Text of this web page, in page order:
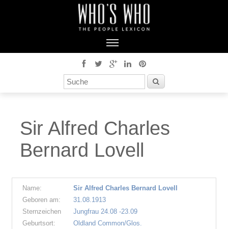
Sir Alfred Charles
Bernard Lovell
Name:
Sir Alfred Charles Bernard Lovell
Geboren am:
31.08.1913
Sternzeichen
Jungfrau 24.08 -23.09
Geburtsort:
Oldland Common/Glos.